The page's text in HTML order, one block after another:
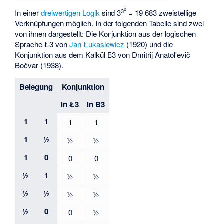
In einerdreiwertigen Logiksind 332 = 19 683 zweistellige
Verknüpfungen möglich. In der folgenden Tabelle sind zwei
von ihnen dargestellt: Die Konjunktion aus der logischen
Sprache Ł3 vonJan Łukasiewicz (1920) und die
Konjunktion aus dem Kalkül B3 von Dmitrij Anatol'evič
Bočvar (1938).
Belegung
Konjunktion
in Ł3
in B3
1
1 1 1
1 ½ ½ ½
1 0 0 0
½ 1 ½ ½
½ ½ ½ ½
½ 0 0 ½